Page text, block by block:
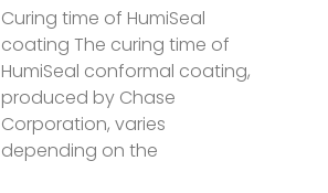
Curing time of HumiSeal
coating The curing time of
HumiSeal conformal coating,
produced by Chase
Corporation, varies
depending on the